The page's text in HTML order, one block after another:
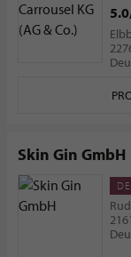
Skin Gin GmbH